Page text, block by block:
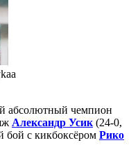
абсолютный чемпион
Александр Усик (24-0,
бой с кикбоксёром Рико